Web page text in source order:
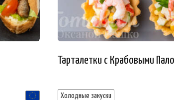
Тарталетки с Крабовыми
Холодные закуски